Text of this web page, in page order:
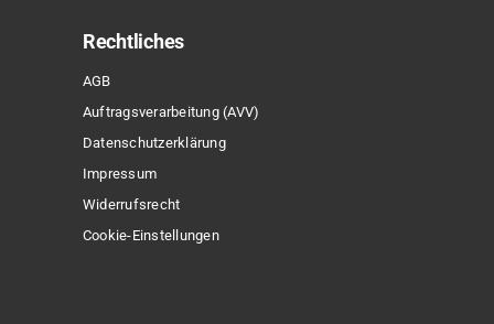
Rechtliches
AGB
Auftragsverarbeitung (AVV)
Datenschutzerklärung
Impressum
Widerrufsrecht
Cookie-Einstellungen